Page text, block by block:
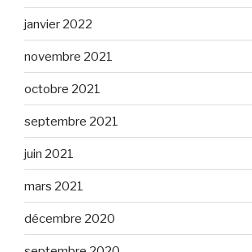
janvier 2022
novembre 2021
octobre 2021
septembre 2021
juin 2021
mars 2021
décembre 2020